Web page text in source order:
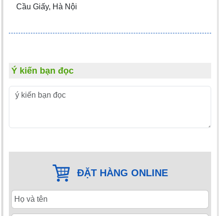
Cầu Giấy, Hà Nội
Ý kiến bạn đọc
ĐẶT HÀNG ONLINE